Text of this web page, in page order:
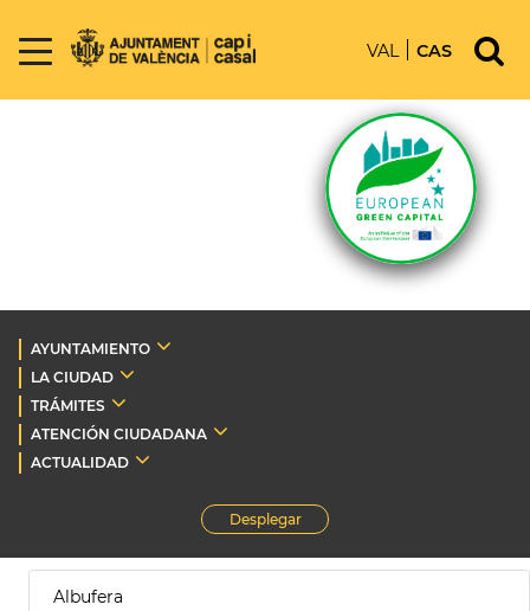
VAL CAS
AYUNTAMIENTO
LA CIUDAD
TRÁMITES
ATENCIÓN CIUDADANA
ACTUALIDAD
Desplegar
Albufera